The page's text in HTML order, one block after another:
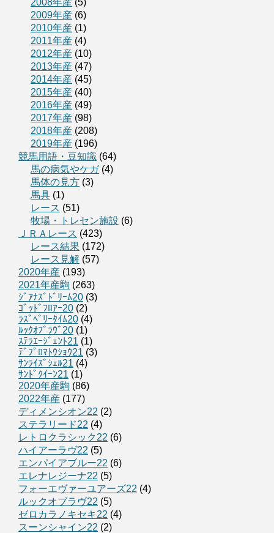
2008年産 (5)
2009年産 (6)
2010年産 (1)
2011年産 (4)
2012年産 (10)
2013年産 (47)
2014年産 (45)
2015年産 (40)
2016年産 (49)
2017年産 (98)
2018年産 (208)
2019年産 (196)
競馬用語・豆知識 (64)
馬の病気やケガ(4)
馬体の見方 (3)
馬具 (1)
レース (51)
牧場・トレセン施設 (6)
ＪＲＡレース (423)
レース結果 (172)
レース見解 (57)
2020年産 (193)
2021年産駒 (263)
ｼﾞｱﾅｽﾞﾄﾞﾘｰﾑ20 (3)
ｺﾞｯﾄﾞﾌﾛｱｰ20 (2)
ﾗｽﾞﾍﾞﾘｰﾀｲﾑ20 (4)
ﾙｯｸｵﾌﾞﾗｳﾞ20 (1)
ｽﾃﾗｴｰｼﾞｪﾝﾄ21 (1)
ﾃﾞﾌﾟﾛﾏﾄｳｼｮｳ21 (3)
ｻﾝﾗｲｽﾞｼｪﾙ21 (4)
ｻﾝﾄﾞｸｲｰﾝ21 (1)
2020年産駒 (86)
2022年産 (177)
ディメンシオン22 (2)
ステラリード22 (4)
レトロクラシック22 (6)
ハイアーラヴ22 (5)
エンパイアブルー22 (6)
エレナレジーナ22 (5)
フォーエヴァーユアーズ22 (4)
ルックオブラヴ22 (5)
ゼロカラノキセキ22 (4)
スーンシャイン22 (2)